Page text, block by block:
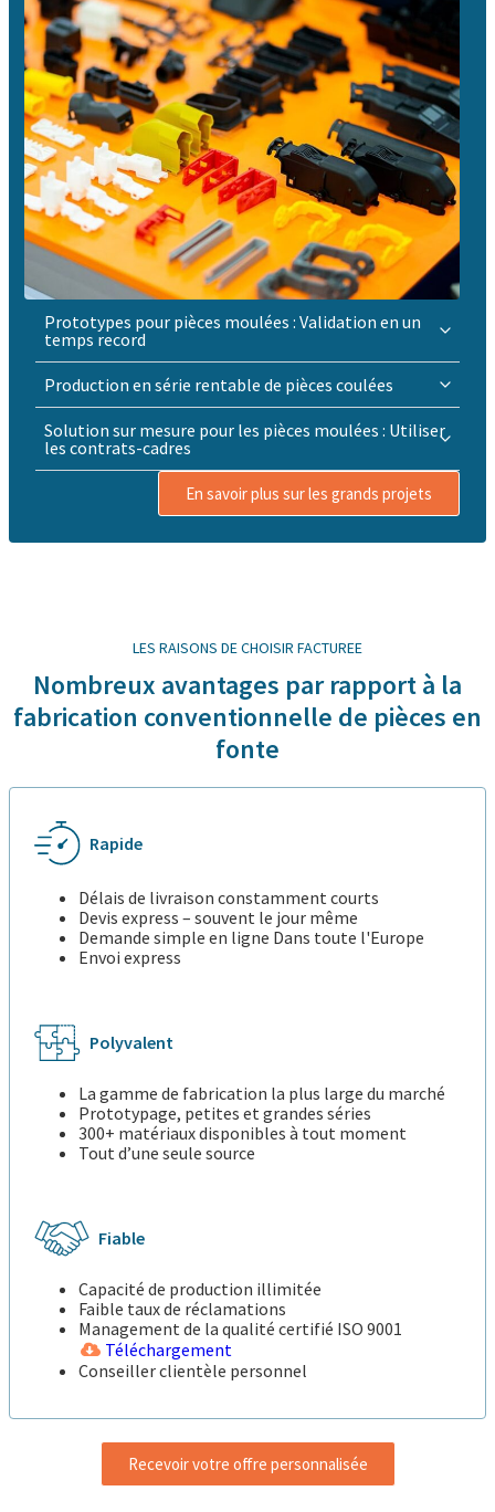
Prototypes pour pièces moulées : Validation en un
temps record
Production en série rentable de pièces coulées
Solution sur mesure pour les pièces moulées : Utiliser
les contrats-cadres
En savoir plus sur les grands projets
LES RAISONS DE CHOISIR FACTUREE
Nombreux avantages par rapport à la
fabrication conventionnelle de pièces en
fonte
Rapide
Délais de livraison constamment courts
Devis express – souvent le jour même
Demande simple en ligne Dans toute l'Europe
Envoi express
Polyvalent
La gamme de fabrication la plus large du marché
Prototypage, petites et grandes séries
300+ matériaux disponibles à tout moment
Tout d’une seule source
Fiable
Capacité de production illimitée
Faible taux de réclamations
Management de la qualité certifié ISO 9001
Téléchargement
Conseiller clientèle personnel
Recevoir votre offre personnalisée